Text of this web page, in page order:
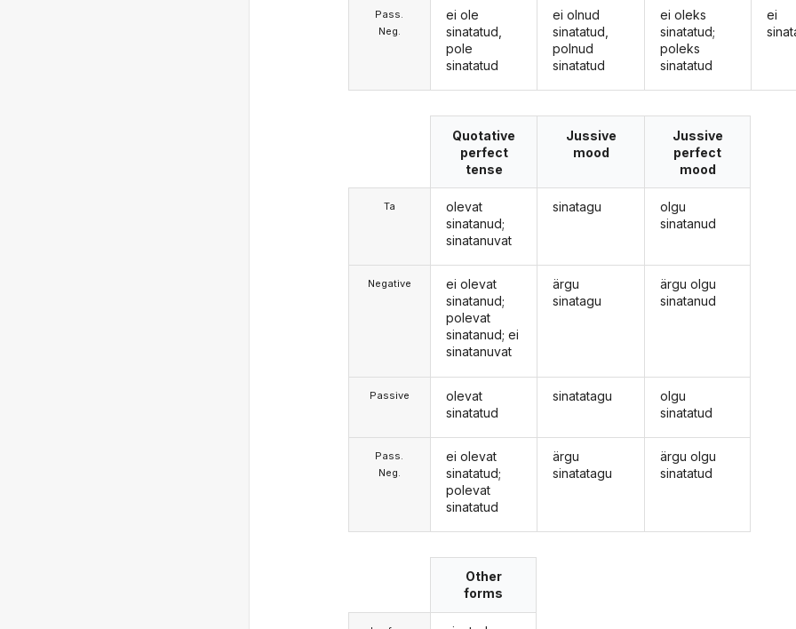
Pass.
Neg.
ei ole
sinatatud,
pole
sinatatud
ei olnud
sinatatud,
polnud
sinatatud
ei oleks
sinatatud;
poleks
sinatatud
ei
Ta
Negative
Passive
Pass.
Neg.
Quotative
perfect
tense
olevat
sinatanud;
sinatanuvat
ei olevat
sinatanud;
polevat
sinatanud; ei
sinatanuvat
olevat
sinatatud
ei olevat
sinatatud;
polevat
sinatatud
Jussive
mood
sinatagu
ärgu
sinatagu
sinatatagu
ärgu
sinatatagu
Jussive
perfect
mood
olgu
sinatanud
ärgu olgu
sinatanud
olgu
sinatatud
ärgu olgu
sinatatud
Other
forms